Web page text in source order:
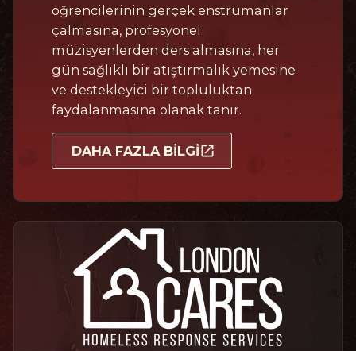
öğrencilerinin gerçek enstrümanlar
çalmasına, profesyonel
müzisyenlerden ders almasına, her
gün sağlıklı bir atıştırmalık yemesine
ve destekleyici bir topluluktan
faydalanmasına olanak tanır.
DAHA FAZLA BILGI